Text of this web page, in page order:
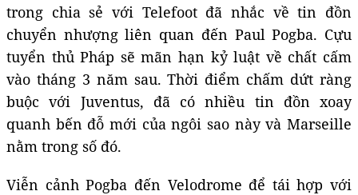
trong chia sẻ với Telefoot đã nhắc về tin đồn
chuyển nhượng liên quan đến Paul Pogba. Cựu
tuyển thủ Pháp sẽ mãn hạn kỷ luật về chất cấm
vào tháng 3 năm sau. Thời điểm chấm dứt ràng
buộc với Juventus, đã có nhiều tin đồn xoay
quanh bến đỗ mới của ngôi sao này và Marseille
nằm trong số đó.
Viễn cảnh Pogba đến Velodrome để tái hợp với